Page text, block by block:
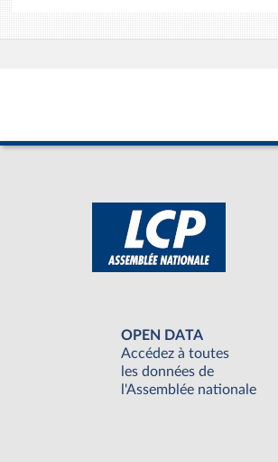
OPEN DATA
Accédez à toutes
les données de
l'Assemblée nationale